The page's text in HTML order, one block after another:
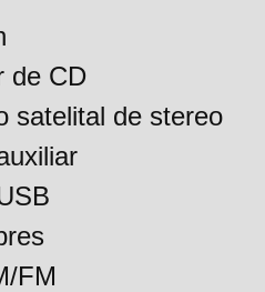
de CD
satelital de stereo
FM